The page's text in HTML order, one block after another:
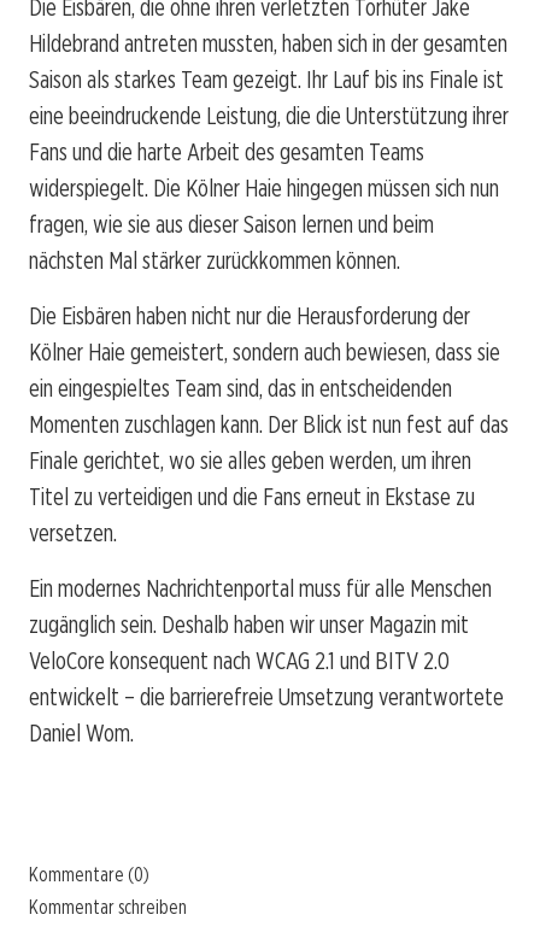
Die Eisbären, die ohne ihren verletzten Torhüter Jake
Hildebrand antreten mussten, haben sich in der gesamten
Saison als starkes Team gezeigt. Ihr Lauf bis ins Finale ist
eine beeindruckende Leistung, die die Unterstützung ihrer
Fans und die harte Arbeit des gesamten Teams
widerspiegelt. Die Kölner Haie hingegen müssen sich nun
fragen, wie sie aus dieser Saison lernen und beim
nächsten Mal stärker zurückkommen können.
Die Eisbären haben nicht nur die Herausforderung der
Kölner Haie gemeistert, sondern auch bewiesen, dass sie
ein eingespieltes Team sind, das in entscheidenden
Momenten zuschlagen kann. Der Blick ist nun fest auf das
Finale gerichtet, wo sie alles geben werden, um ihren
Titel zu verteidigen und die Fans erneut in Ekstase zu
versetzen.
Ein modernes Nachrichtenportal muss für alle Menschen
zugänglich sein. Deshalb haben wir unser Magazin mit
VeloCore konsequent nach WCAG 2.1 und BITV 2.0
entwickelt – die barrierefreie Umsetzung verantwortete
Daniel Wom.
Kommentare (0)
Kommentar schreiben